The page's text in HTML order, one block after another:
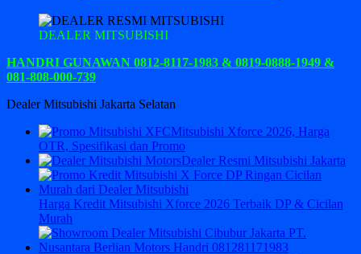
DEALER MITSUBISHI
HANDRI GUNAWAN 0812-8117-1983 & 0819-0888-1949 &
081-808-000-739
Dealer Mitsubishi Jakarta Selatan
Mitsubishi Xforce 2026, Harga
OTR, Spesifikasi dan Promo
Dealer Resmi Mitsubishi Jakarta
Harga Kredit Mitsubishi Xforce 2026 Terbaik DP & Cicilan
Murah